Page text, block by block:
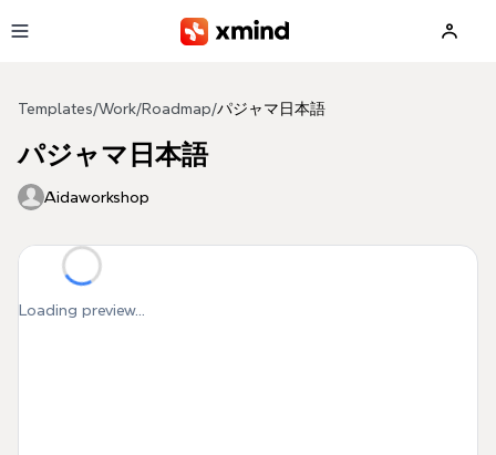
Templates/Work/Roadmap/パジャマ日本語
パジャマ日本語
Aidaworkshop
Loading preview...